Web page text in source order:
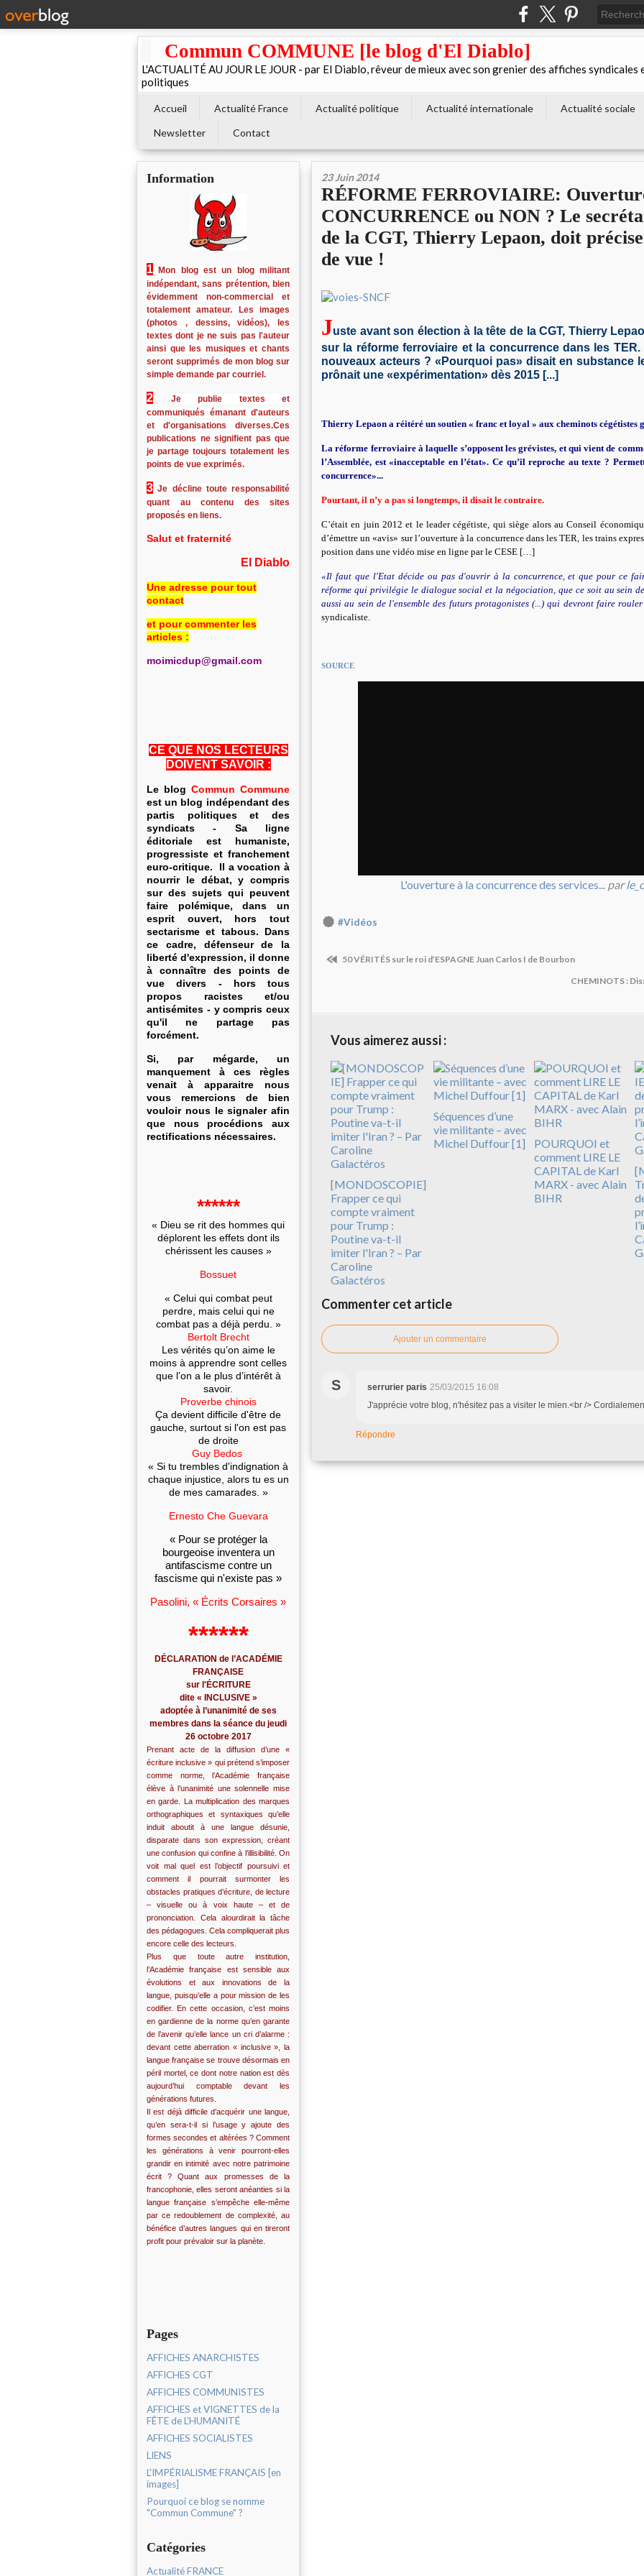
Commun COMMUNE [le blog d'El Diablo]
L'ACTUALITÉ AU JOUR LE JOUR - par El Diablo, rêveur de mieux avec son grenier des affiches syndicales
politiques
Accueil Actualité France Actualité politique Actualité internationale
Actualité sociale
Newsletter
Contact
Information
1
Mon blog est un blog militant
indépendant, sans prétention, bien
évidemment non-commercial et
totalement amateur. Les images
(photos , dessins, vidéos), les
textes dont je ne suis pas l'auteur
ainsi que les musiques et chants
seront supprimés de mon blog sur
simple demande par courriel.
2
Je publie textes et
communiqués émanant d'auteurs
et d'organisations diverses.Ces
publications ne signifient pas que
je partage toujours totalement les
points de vue exprimés.
3 Je décline toute responsabilité
quant au contenu des sites
proposés en liens.
Salut et fraternité
El Diablo
Une adresse pour tout
contact
et pour commenter les
articles :
moimicdup@gmail.com
CE QUE NOS LECTEURS
DOIVENT SAVOIR :
Le blog Commun Commune
est un blog indépendant des
partis politiques et des
syndicats - Sa ligne
éditoriale est humaniste,
progressiste et franchement
euro-critique. Il a vocation à
nourrir le débat, y compris
sur des sujets qui peuvent
faire polémique, dans un
esprit ouvert, hors tout
sectarisme et tabous. Dans
ce cadre, défenseur de la
liberté d'expression, il donne
à connaître des points de
vue divers - hors tous
propos racistes et/ou
antisémites - y compris ceux
qu'il ne partage pas
forcément.
Si, par mégarde, un
manquement à ces règles
venait à apparaitre nous
vous remercions de bien
vouloir nous le signaler afin
que nous procédions aux
rectifications nécessaires.
******
« Dieu se rit des hommes qui
déplorent les effets dont ils
chérissent les causes »
Bossuet
« Celui qui combat peut
perdre, mais celui qui ne
combat pas a déjà perdu. »
Bertolt Brecht
Les vérités qu’on aime le
moins à apprendre sont celles
que l’on a le plus d’intérêt à
savoir.
Proverbe chinois
Ça devient difficile d'être de
gauche, surtout si l'on est pas
de droite
Guy Bedos
« Si tu trembles d'indignation à
chaque injustice, alors tu es un
de mes camarades. »
Ernesto Che Guevara
« Pour se protéger la
bourgeoise inventera un
antifascisme contre un
fascisme qui n'existe pas »
Pasolini, « Écrits Corsaires »
******
DÉCLARATION de l’ACADÉMIE
FRANÇAISE
sur l'ÉCRITURE
dite « INCLUSIVE »
adoptée à l’unanimité de ses
membres dans la séance du jeudi
26 octobre 2017
Prenant acte de la diffusion d’une «
écriture inclusive » qui prétend s’imposer
comme norme, l’Académie française
élève à l’unanimité une solennelle mise
en garde. La multiplication des marques
orthographiques et syntaxiques qu’elle
induit aboutit à une langue désunie,
disparate dans son expression, créant
une confusion qui confine à l’illisibilité. On
voit mal quel est l’objectif poursuivi et
comment il pourrait surmonter les
obstacles pratiques d’écriture, de lecture
– visuelle ou à voix haute – et de
prononciation. Cela alourdirait la tâche
des pédagogues. Cela compliquerait plus
encore celle des lecteurs.
Plus que toute autre institution,
l’Académie française est sensible aux
évolutions et aux innovations de la
langue, puisqu’elle a pour mission de les
codifier. En cette occasion, c’est moins
en gardienne de la norme qu’en garante
de l’avenir qu’elle lance un cri d’alarme :
devant cette aberration « inclusive », la
langue française se trouve désormais en
péril mortel, ce dont notre nation est dès
aujourd’hui comptable devant les
générations futures.
Il est déjà difficile d’acquérir une langue,
qu’en sera-t-il si l’usage y ajoute des
formes secondes et altérées ? Comment
les générations à venir pourront-elles
grandir en intimité avec notre patrimoine
écrit ? Quant aux promesses de la
francophonie, elles seront anéanties si la
langue française s’empêche elle-même
par ce redoublement de complexité, au
bénéfice d’autres langues qui en tireront
profit pour prévaloir sur la planète.
Pages
AFFICHES ANARCHISTES
AFFICHES CGT
AFFICHES COMMUNISTES
AFFICHES et VIGNETTES de la
FÊTE de L'HUMANITÉ
AFFICHES SOCIALISTES
LIENS
L'IMPÉRIALISME FRANÇAIS [en
images]
Pourquoi ce blog se nomme
"Commun Commune" ?
Catégories
Actualité FRANCE
23 Juin 2014
RÉFORME FERROVIAIRE:
CONCURRENCE ou NON ? Le
de la CGT, Thierry Lepaon, doit
de vue !
Juste avant son élection à la tête de la CGT, Thierry
sur la réforme ferroviaire et la concurrence dans les
nouveaux acteurs ? «Pourquoi pas» disait en substance
prônait une «expérimentation» dès 2015 [...]
Thierry Lepaon a réitéré un soutien « franc et loyal » aux cheminots cégétistes
La réforme ferroviaire à laquelle s’opposent les grévistes, et qui vient de
l’Assemblée, est «inacceptable en l’état». Ce qu’il reproche au texte ?
concurrence»...
Pourtant, il n’y a pas si longtemps, il disait le contraire.
C’était en juin 2012 et le leader cégétiste, qui siège alors au Conseil
d’émettre un «avis» sur l’ouverture à la concurrence dans les TER, les trains
position dans une vidéo mise en ligne par le CESE […]
«Il faut que l'Etat décide ou pas d'ouvrir à la concurrence, et que pour ce
réforme qui privilégie le dialogue social et la négociation, que ce soit au sein
aussi au sein de l'ensemble des futurs protagonistes (...) qui devront faire
syndicaliste.
SOURCE
L'ouverture à la concurrence des services... par
#Vidéos
50 VÉRITÉS sur le roi d’ESPAGNE Juan Carlos I de Bourbon
CHEMINOTS :
Vous aimerez aussi :
[MONDOSCOPIE]
Frapper ce qui
compte vraiment
pour Trump :
Poutine va-t-il
imiter l'Iran ? – Par
Caroline
Galactéros
Séquences d’une
vie militante – avec
Michel Duffour [1]
POURQUOI et
comment LIRE LE
CAPITAL de Karl
MARX - avec Alain
BIHR
Commenter cet article
Ajouter un commentaire
S serrurier paris 25/03/2015 16:08
J'apprécie votre blog, n'hésitez pas a visiter le mien.<br />
Répondre